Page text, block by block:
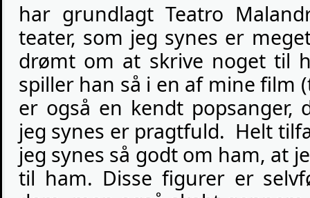
har grundlagt Teatro
teater, som jeg synes er
drømt om at skrive noget til
spiller han så i en af mine film
er også en kendt popsanger,
jeg synes er pragtfuld. Helt
jeg synes så godt om ham, at
til ham. Disse figurer er